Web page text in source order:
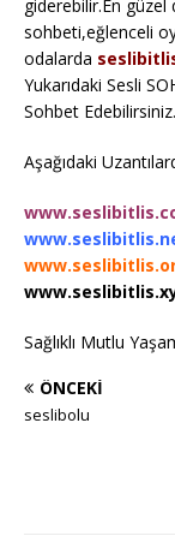
giderebilir.En güzel
sohbeti,eğlenceli
odalarda
Yukarıdaki Sesli
Sohbet Edebilirsiniz.
Aşağıdaki
Sağlıklı Mutlu
ÖNCEKI
seslibolu